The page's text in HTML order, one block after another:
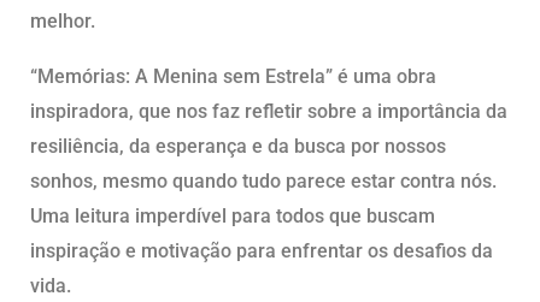
melhor.
“Memórias: A Menina sem Estrela” é uma obra
inspiradora, que nos faz refletir sobre a importância da
resiliência, da esperança e da busca por nossos
sonhos, mesmo quando tudo parece estar contra nós.
Uma leitura imperdível para todos que buscam
inspiração e motivação para enfrentar os desafios da
vida.